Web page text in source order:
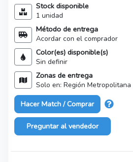
Stock disponible
1 unidad
Método de entrega
Acordar con el comprador
Color(es) disponible(s)
Sin definir
Zonas de entrega
Solo en: Región Metropolitana
Hacer Match / Comprar
Preguntar al vendedor